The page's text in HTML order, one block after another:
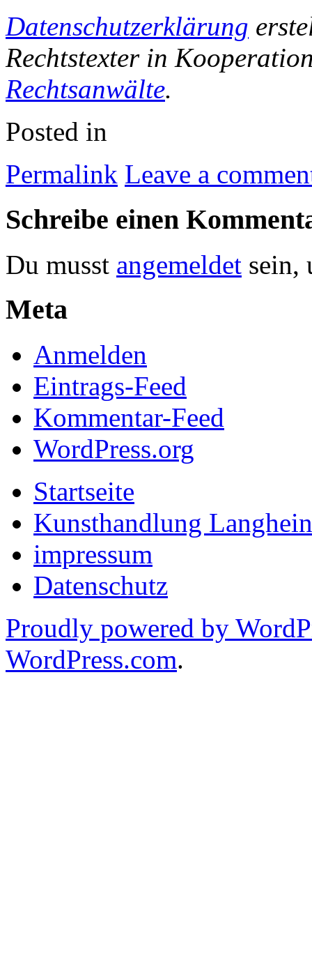
Datenschutzerklärung
Rechtstexter in
Rechtsanwälte.
Posted in
Permalink Leave a
Schreibe einen
Du musst angemeldet sein,
Meta
Anmelden
Eintrags-Feed
Kommentar-Feed
WordPress.org
Startseite
Kunsthandlung
impressum
Datenschutz
Proudly powered by
WordPress.com.